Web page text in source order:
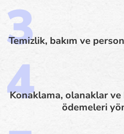
Temizlik, bakım ve
Konaklama, olanaklar ve
ödemeleri